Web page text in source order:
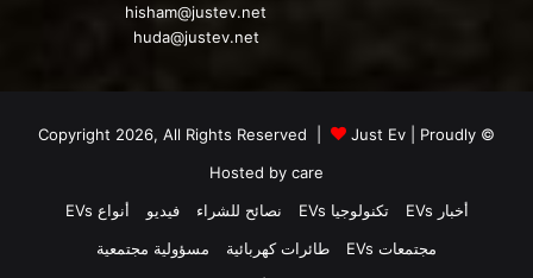
hisham@justev.net
huda@justev.net
© Copyright 2026, All Rights Reserved |
Just Ev | Proudly
Hosted by care
أخبار EVs
تكنولوجيا EVs نصائح للشراء فيديو
أنواع EVs
مجتمعات EVs
طائرات كهربائية
مسؤولية مجتمعية